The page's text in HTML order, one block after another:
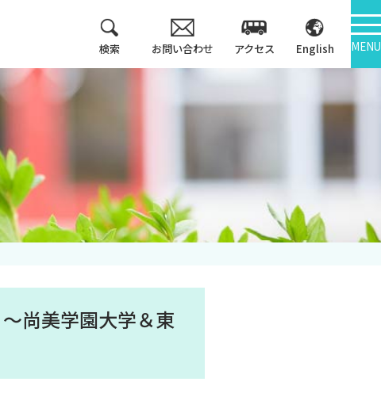
検索 お問い合わせ アクセス English MENU
教育方針
カリキュラム・マッ
プ等
キャンパス紹介
内部質保証
中期計画
尚美学園大学＆東